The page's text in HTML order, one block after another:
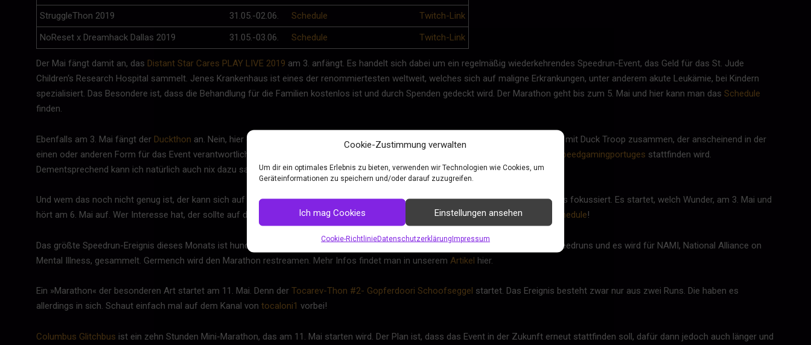
Cookie-Zustimmung verwalten
Um dir ein optimales Erlebnis zu bieten, verwenden wir Technologien wie Cookies, um
Geräteinformationen zu speichern und/oder darauf zuzugreifen.
Ich mag Cookies Einstellungen ansehen
Cookie-RichtlinieDatenschutzerklärungImpressum
StruggleThon 2019
31.05.-02.06. Schedule
Twitch-Link
NoReset x Dreamhack Dallas 2019
31.05.-03.06. Schedule Twitch-Link
Der Mai fängt damit an, das Distant Star Cares PLAY LIVE 2019 am 3. anfängt. Es handelt sich dabei um ein regelmäßig wiederkehrendes Speedrun-Event, das Geld für das St. Jude
Children‘s Research Hospital sammelt. Jenes Krankenhaus ist eines der renommiertesten weltweit, welches sich auf maligne Erkrankungen, unter anderem akute Leukämie, bei Kindern
spezialisiert. Das Besondere ist, dass die Behandlung für die Familien kostenlos ist und durch Spenden gedeckt wird. Der Marathon geht bis zum 5. Mai und hier kann man das Schedule
finden.
Ebenfalls am 3. Mai fängt der Duckthon an. Nein, hier dreht es nicht um Enten! Jedenfalls nicht ausschließlich.
Vermutlich hängt es mit Duck Troop zusammen, der anscheinend in der
einen oder anderen Form für das Event verantwortlich ist. Wieso ich es nicht hundertpro weiß? Weil das Event Portugisisch und auf
Speedgamingportuges stattfinden wird.
Dementsprechend kann ich natürlich auch nix dazu sagen, ob eine gemeinnützige Sache unterstützt wird.
Und wem das noch nicht genug ist, der kann sich auf ARPGME freuen. Ein Speedrun-Event, dass sich einzig und allein auf Action-RPGs fokussiert. Es startet, welch Wunder, am 3. Mai und
hört am 6. Mai auf. Wer Interesse hat, der sollte auf dem Twitch-Kanal vonNasavorbeischauen. Es lohnt sich definitiv, bei diesem Schedule!
Das größte Speedrun-Ereignis dieses Monats ist hundertpro das RPG Limit Break. Eine Woche lang dreht sich alles um Rollenspiel-Speedruns und es wird für NAMI, National Alliance on
Mental Illness, gesammelt. Germench wird den Marathon restreamen. Mehr Infos findet man in unserem Artikel hier.
Ein »Marathon« der besonderen Art startet am 11. Mai. Denn der Tocarev-Thon #2- Gopferdoori Schoofseggel startet. Das Ereignis besteht zwar nur aus zwei Runs. Die haben es
allerdings in sich. Schaut einfach mal auf dem Kanal von tocaloni1 vorbei!
Columbus Glitchbus ist ein zehn Stunden Mini-Marathon, das am 11. Mai starten wird. Der Plan ist, dass das Event in der Zukunft erneut stattfinden soll, dafür dann jedoch auch länger und